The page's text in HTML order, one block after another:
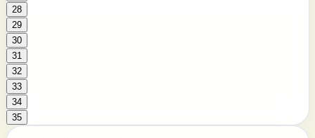
28
29
30
31
32
33
34
35